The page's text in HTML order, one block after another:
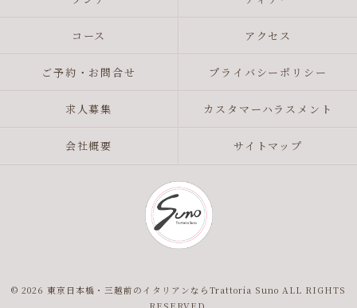
コース アクセス
ご予約・お問合せ プライバシーポリシー
求人募集 カスタマーハラスメント
会社概要 サイトマップ
© 2026 東京日本橋・三越前のイタリアンならTrattoria Suno ALL RIGHTS